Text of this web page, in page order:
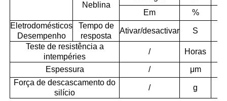
Neblina
Em
%
Eletrodomésticos
Desempenho
Tempo de
resposta
Ativar/desactivar
S
Teste de resistência a
intempéries
/ Horas
Espessura / μm
Força de descascamento do
silício
/ g